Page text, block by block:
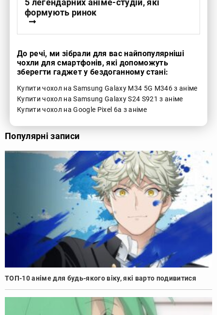
формують ринок
До речі, ми зібрали для вас найпопулярніші
чохли для смартфонів, які допоможуть
зберегти гаджет у бездоганному стані:
Купити чохол на Samsung Galaxy M34 5G M346 з аніме
Купити чохол на Samsung Galaxy S24 S921 з аніме
Купити чохол на Google Pixel 6a з аніме
Популярні записи
ТОП-10 аніме для будь-якого віку, які варто подивитися